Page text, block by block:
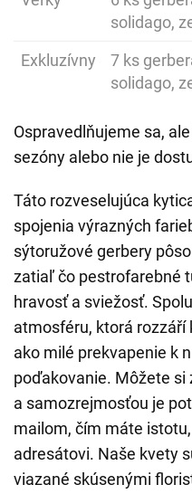
solidago,
Exkluzívny
7 ks
solidago,
Ospravedlňujeme sa,
sezóny alebo nie je
Táto rozveselujúca
spojenia výrazných
sýtoružové gerbery
zatiaľ čo pestrofarebné
hravosť a sviežosť.
atmosféru, ktorá rozzáří
ako milé prekvapenie k
poďakovanie. Môžete si
a samozrejmosťou je
mailom, čím máte
adresátovi. Naše kvety
viazané skúsenými